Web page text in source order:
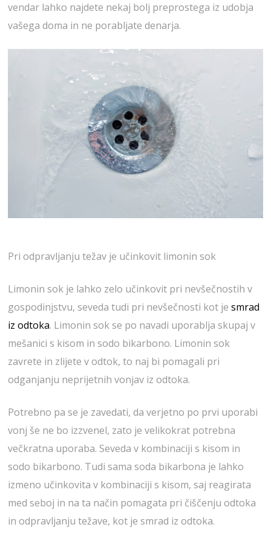
vendar lahko najdete nekaj bolj preprostega iz udobja
vašega doma in ne porabljate denarja.
Pri odpravljanju težav je učinkovit limonin sok
Limonin sok je lahko zelo učinkovit pri nevšečnostih v
gospodinjstvu, seveda tudi pri nevšečnosti kot jesmrad
iz odtoka. Limonin sok se po navadi uporablja skupaj v
mešanici s kisom in sodo bikarbono. Limonin sok
zavrete in zlijete v odtok, to naj bi pomagali pri
odganjanju neprijetnih vonjav iz odtoka.
Potrebno pa se je zavedati, da verjetno po prvi uporabi
vonj še ne bo izzvenel, zato je velikokrat potrebna
večkratna uporaba. Seveda v kombinaciji s kisom in
sodo bikarbono. Tudi sama soda bikarbona je lahko
izmeno učinkovita v kombinaciji s kisom, saj reagirata
med seboj in na ta način pomagata pri čiščenju odtoka
in odpravljanju težave, kot je smrad iz odtoka.